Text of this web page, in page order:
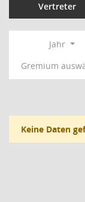
Vertreter
Jahr
Gremium
Keine Daten